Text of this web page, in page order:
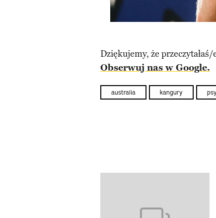
Dziękujemy, że
Obserwuj nas w Google.
australia kangury